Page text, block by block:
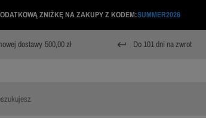
ZNIŻKĘ NA ZAKUPY Z KODEM:SUMMER2026
dostawy 500,00 zł keyboard_return Do 101 dni na zwrot